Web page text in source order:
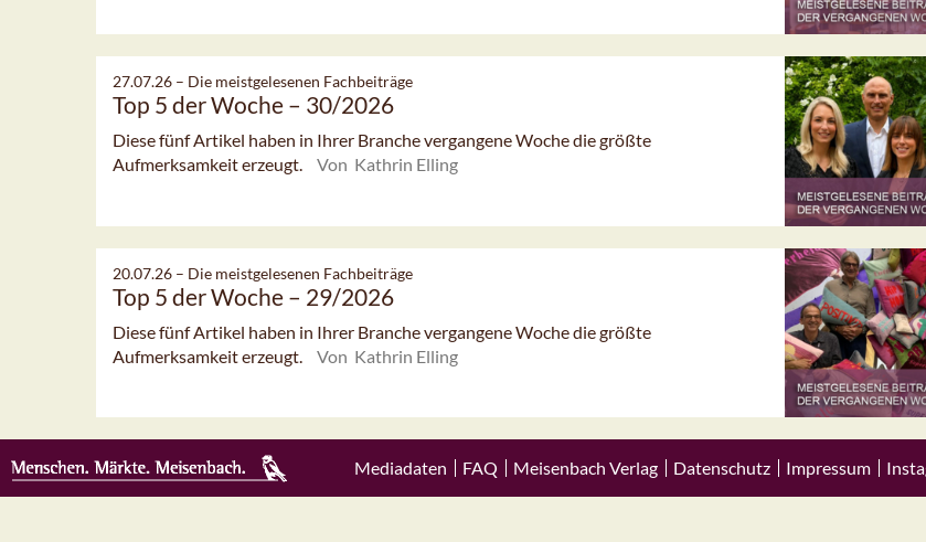
27.07.26 – Die meistgelesenen Fachbeiträge
Top 5 der Woche – 30/2026
Diese fünf Artikel haben in Ihrer Branche vergangene Woche die größte
Aufmerksamkeit erzeugt.
Von Kathrin Elling
20.07.26 – Die meistgelesenen Fachbeiträge
Top 5 der Woche – 29/2026
Diese fünf Artikel haben in Ihrer Branche vergangene Woche die größte
Aufmerksamkeit erzeugt.
Von Kathrin Elling
Mediadaten FAQ Meisenbach Verlag Datenschutz Impressum